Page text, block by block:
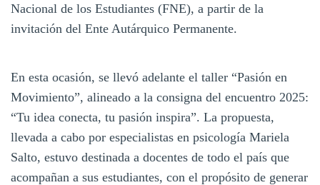
Nacional de los Estudiantes (FNE), a partir de la
invitación del Ente Autárquico Permanente.
En esta ocasión, se llevó adelante el taller “Pasión en
Movimiento”, alineado a la consigna del encuentro 2025:
“Tu idea conecta, tu pasión inspira”. La propuesta,
llevada a cabo por especialistas en psicología Mariela
Salto, estuvo destinada a docentes de todo el país que
acompañan a sus estudiantes, con el propósito de generar